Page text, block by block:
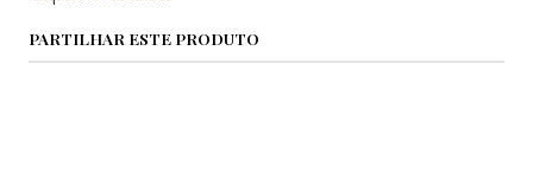
PARTILHAR ESTE PRODUTO